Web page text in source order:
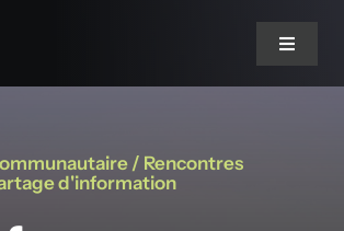
Toggle
3D
/ Rencontres
d'information